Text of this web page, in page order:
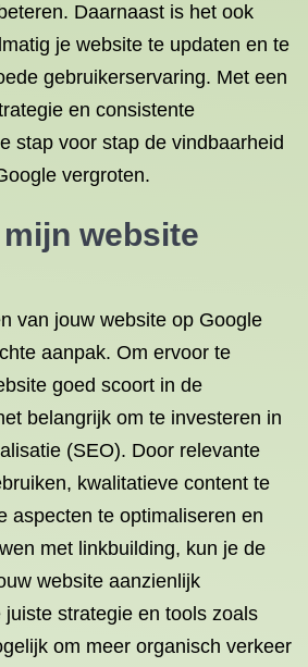
Daarnaast is het ook
je website te updaten en te
gebruikerservaring. Met een
en consistente
stap voor stap de vindbaarheid
vergroten.
website
van jouw website op Google
aanpak. Om ervoor te
goed scoort in de
belangrijk om te investeren in
(SEO). Door relevante
kwalitatieve content te
aspecten te optimaliseren en
met linkbuilding, kun je de
website aanzienlijk
strategie en tools zoals
om meer organisch verkeer